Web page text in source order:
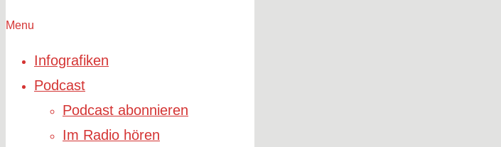
Menu
Infografiken
Podcast
Podcast abonnieren
Im Radio hören